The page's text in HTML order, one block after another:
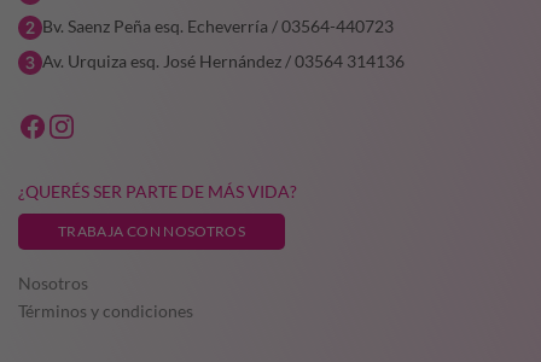
Bv. Saenz Peña esq. Echeverría / 03564-440723
Av. Urquiza esq. José Hernández / 03564 314136
¿QUERÉS SER PARTE DE MÁS VIDA?
TRABAJA CON NOSOTROS
Nosotros
Términos y condiciones